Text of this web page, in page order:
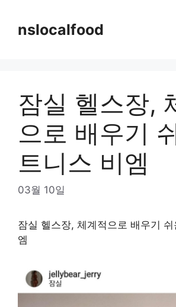
contentnslocalfood
잠실 헬스장,
으로 배우기
트니스 비엠
03월 10일
잠실 헬스장, 체계적으로 배우기
엠